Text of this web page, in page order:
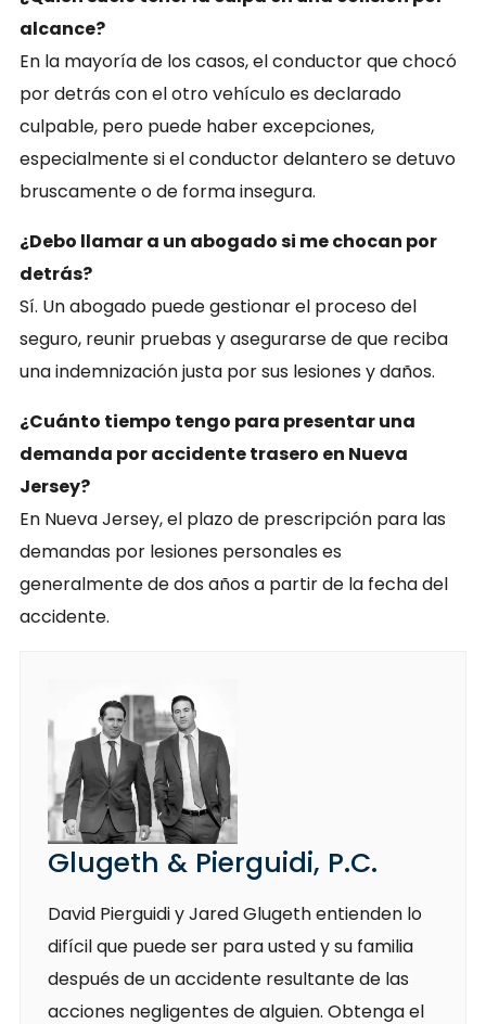
alcance?
En la mayoría de los casos, el conductor que chocó
por detrás con el otro vehículo es declarado
culpable, pero puede haber excepciones,
especialmente si el conductor delantero se detuvo
bruscamente o de forma insegura.
¿Debo llamar a un abogado si me chocan por
detrás?
Sí. Un abogado puede gestionar el proceso del
seguro, reunir pruebas y asegurarse de que reciba
una indemnización justa por sus lesiones y daños.
¿Cuánto tiempo tengo para presentar una
demanda por accidente trasero en Nueva
Jersey?
En Nueva Jersey, el plazo de prescripción para las
demandas por lesiones personales es
generalmente de dos años a partir de la fecha del
accidente.
Glugeth & Pierguidi, P.C.
David Pierguidi y Jared Glugeth entienden lo
difícil que puede ser para usted y su familia
después de un accidente resultante de las
acciones negligentes de alguien. Obtenga el